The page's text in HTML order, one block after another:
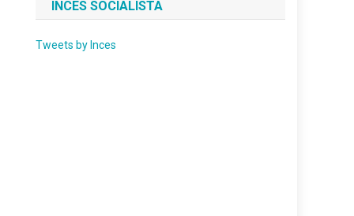
INCES SOCIALISTA
Tweets by Inces